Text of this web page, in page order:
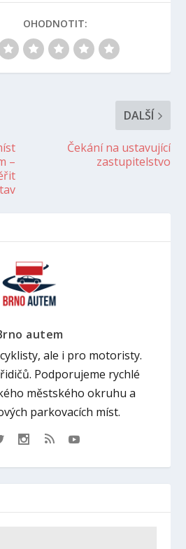
OHODNOTIT:
–
DALŠÍ
Čekání na ustavující
zastupitelstvo
autem
ale i pro motoristy.
Podporujeme rychlé
městského okruhu a
parkovacích míst.